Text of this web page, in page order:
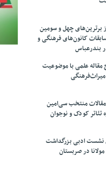
بر‌ترین‌های چهل و سومین
کانون‌های فرهنگی و
بندرعباس
مقاله علمی با موضوعیت
منتخب سی‌امین
تئاتر کودک و نوجوان
نشست ادبی بزرگداشت
در صربستان